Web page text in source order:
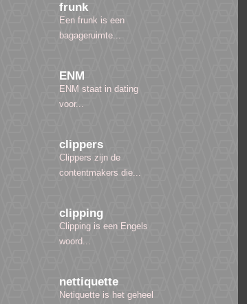
frunk
Een frunk is een
bagageruimte...
ENM
ENM staat in dating
voor...
clippers
Clippers zijn de
contentmakers die...
clipping
Clipping is een Engels
woord...
nettiquette
Netiquette is het geheel